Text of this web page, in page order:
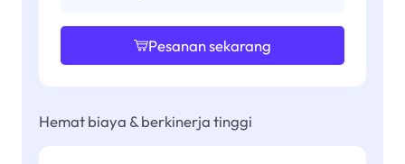
Pesanan sekarang
Hemat biaya & berkinerja tinggi